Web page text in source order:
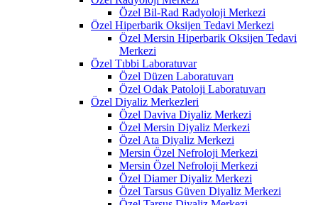
Özel Bil-Rad Radyoloji Merkezi
Özel Hiperbarik Oksijen Tedavi Merkezi
Özel Mersin Hiperbarik Oksijen Tedavi
Merkezi
Özel Tıbbi Laboratuvar
Özel Düzen Laboratuvarı
Özel Odak Patoloji Laboratuvarı
Özel Diyaliz Merkezleri
Özel Daviva Diyaliz Merkezi
Özel Mersin Diyaliz Merkezi
Özel Ata Diyaliz Merkezi
Mersin Özel Nefroloji Merkezi
Mersin Özel Nefroloji Merkezi
Özel Diamer Diyaliz Merkezi
Özel Tarsus Güven Diyaliz Merkezi